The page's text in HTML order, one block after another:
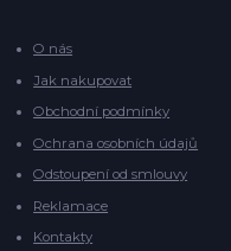
O nás
Jak nakupovat
Obchodní podmínky
Ochrana osobních údajů
Odstoupení od smlouvy
Reklamace
Kontakty